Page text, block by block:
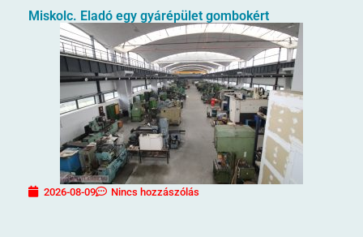
Miskolc. Eladó egy gyárépület gombokért
2026-08-09 Nincs hozzászólás